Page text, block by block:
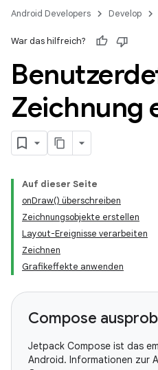
Android Developers Develop
War das hilfreich?
Zeichnung
Auf dieser Seite
onDraw() überschreiben
Zeichnungsobjekte erstellen
Layout-Ereignisse verarbeiten
Zeichnen
Grafikeffekte anwenden
Compose
Jetpack Compose ist das
Android. Informationen zur